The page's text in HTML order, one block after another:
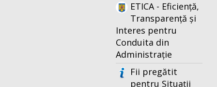
ETICA - Eficiență,
Transparență și
Interes pentru
Conduita din
Administrație
Fii pregătit
pentru Situații